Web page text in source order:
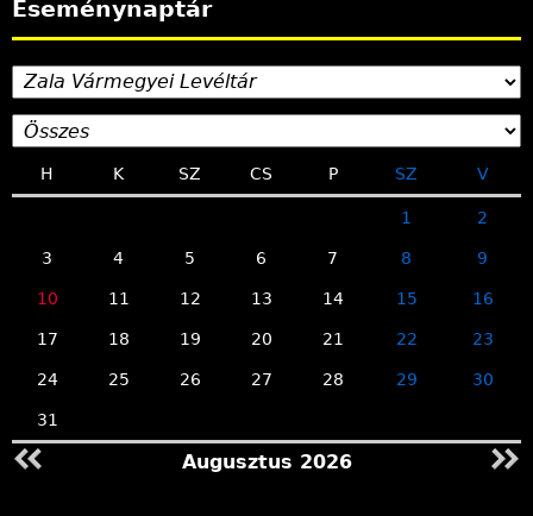
a
k
Eseménynaptár
H K SZ CS P SZ V
1 2
3 4 5 6 7 8 9
10 11 12 13 14 15 16
17 18 19 20 21 22 23
24 25 26 27 28 29 30
31
Augusztus 2026